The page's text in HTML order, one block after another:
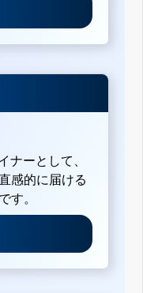
ナーとして、
感的に届ける
す。